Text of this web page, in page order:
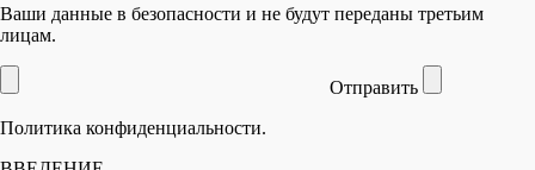
Ваши данные в безопасности и не будут переданы третьим
лицам.
Отправить
Политика конфиденциальности.